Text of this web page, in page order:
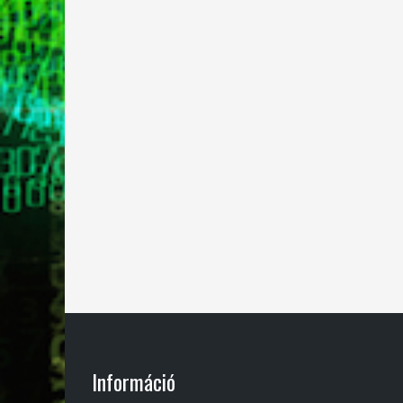
Információ